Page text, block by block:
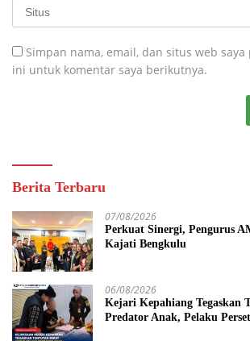
Simpan nama, email, dan situs web
ini untuk komentar saya berikutnya.
Berita Terbaru
07/08/2026
Perkuat Sinergi, Pengurus
Kajati Bengkulu
06/08/2026
Kejari Kepahiang Tegaskan
Predator Anak, Pelaku